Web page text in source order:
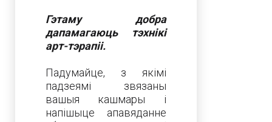
Гэтаму добра
дапамагаюць тэхнікі
арт-тэрапіі.
Падумайце, з якімі
падзеямі звязаны
вашыя кашмары і
напішыце апавяданне